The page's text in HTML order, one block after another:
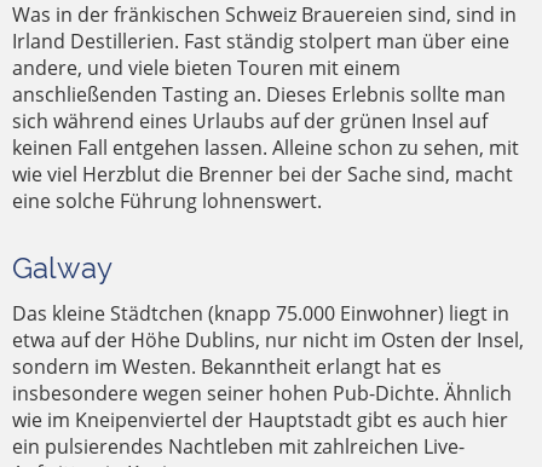
Was in der fränkischen Schweiz Brauereien sind, sind in
Irland Destillerien. Fast ständig stolpert man über eine
andere, und viele bieten Touren mit einem
anschließenden Tasting an. Dieses Erlebnis sollte man
sich während eines Urlaubs auf der grünen Insel auf
keinen Fall entgehen lassen. Alleine schon zu sehen, mit
wie viel Herzblut die Brenner bei der Sache sind, macht
eine solche Führung lohnenswert.
Galway
Das kleine Städtchen (knapp 75.000 Einwohner) liegt in
etwa auf der Höhe Dublins, nur nicht im Osten der Insel,
sondern im Westen. Bekanntheit erlangt hat es
insbesondere wegen seiner hohen Pub-Dichte. Ähnlich
wie im Kneipenviertel der Hauptstadt gibt es auch hier
ein pulsierendes Nachtleben mit zahlreichen Live-